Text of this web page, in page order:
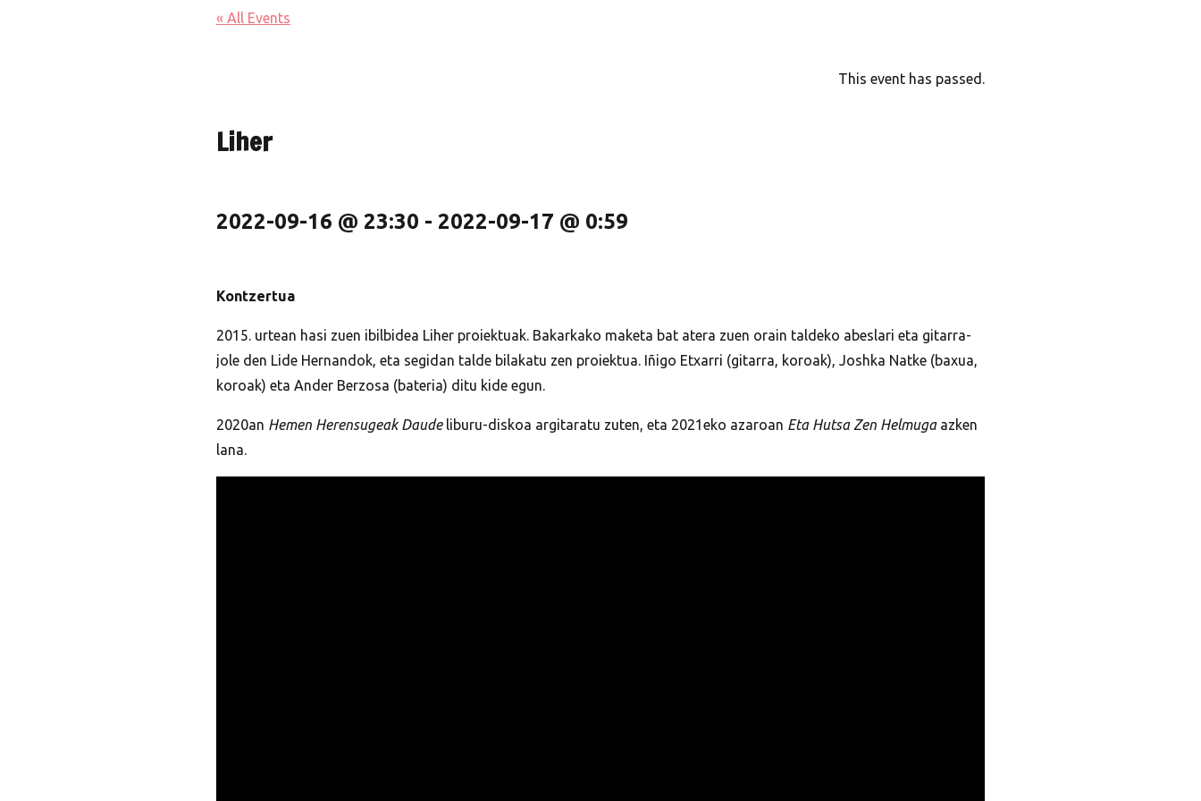
« All Events
This event has passed.
Liher
2022-09-16 @ 23:30 - 2022-09-17 @ 0:59
Kontzertua
2015. urtean hasi zuen ibilbidea Liher proiektuak. Bakarkako maketa bat atera zuen orain taldeko abeslari eta gitarra-
jole den Lide Hernandok, eta segidan talde bilakatu zen proiektua. Iñigo Etxarri (gitarra, koroak), Joshka Natke (baxua,
koroak) eta Ander Berzosa (bateria) ditu kide egun.
2020an Hemen Herensugeak Daudeliburu-diskoa argitaratu zuten, eta 2021eko azaroan Eta Hutsa Zen Helmugaazken
lana.